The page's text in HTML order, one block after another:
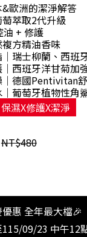
歐洲的潔淨解答
萃取2代升級
油 + 修護
方精油香味
瑞士柳蘭、西班
西班牙洋甘菊加
｜德國Pentivitan
葡萄牙植物性角
濕X修護X潔淨
NT$480
惠 全年最大檔🎉
115/09/23 中午12